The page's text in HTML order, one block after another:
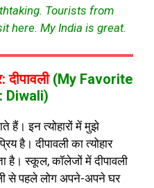
Tourists from
here. My India is great.
दीपावली (My Favorite
Diwali)
हैं। इन त्योहारों में मुझे
है। दीपावली का त्योहार
है। स्कूल, कॉलेजों में दीपावली
से पहले लोग अपने-अपने घर